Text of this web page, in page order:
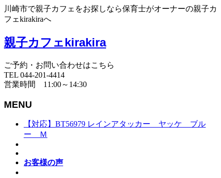
川崎市で親子カフェをお探しなら保育士がオーナーの親子カ
フェkirakiraへ
親子カフェkirakira
ご予約・お問い合わせはこちら
TEL 044-201-4414
営業時間 11:00～14:30
MENU
【対応】BT56979 レインアタッカー ヤッケ ブル
ー Ｍ
お客様の声